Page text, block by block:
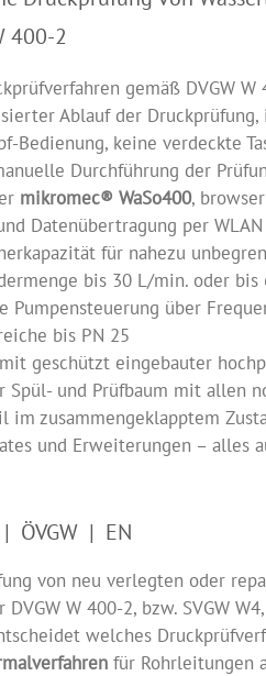
400-2
gemäß DVGW W
Ablauf der
Bedienung, keine verdeckte
Durchführung der
mikromec® WaSo400,
Datenübertragung per
für nahezu
bis 30 L/min. oder
Pumpensteuerung über
bis PN 25
geschützt eingebauter
Spül- und Prüfbaum mit allen
im zusammengeklapptem
und Erweiterungen – alles
ÖVGW | EN
von neu verlegten oder
W 400-2, bzw. SVGW
welches
für Rohrleitungen